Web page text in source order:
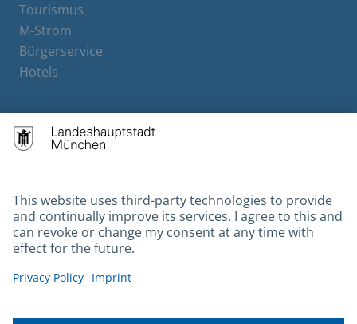
Tourismus
M-Strom
Bürgerservice
Hotels
Contact
Gebärdensprache
Datenschutz
Kontakt